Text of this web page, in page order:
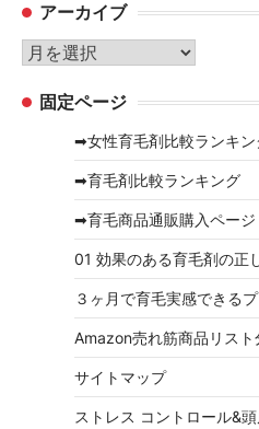
ゴ
リ
ー
アーカイブ
ア
カ 固定ページ
➡女性育毛剤比較ランキン
➡育毛剤比較ランキング
➡育毛商品通販購入ページ
01 効果のある育毛剤の正
３ヶ月で育毛実感できる
Amazon売れ筋商品リスト
サイトマップ
ストレス コントロール&